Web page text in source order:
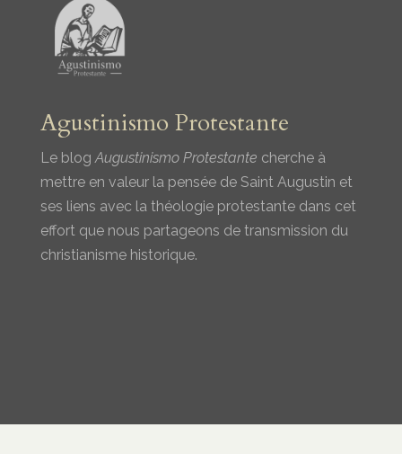
Agustinismo Protestante
Le blogAugustinismo Protestante cherche à
mettre en valeur la pensée de Saint Augustin et
ses liens avec la théologie protestante dans cet
effort que nous partageons de transmission du
christianisme historique.